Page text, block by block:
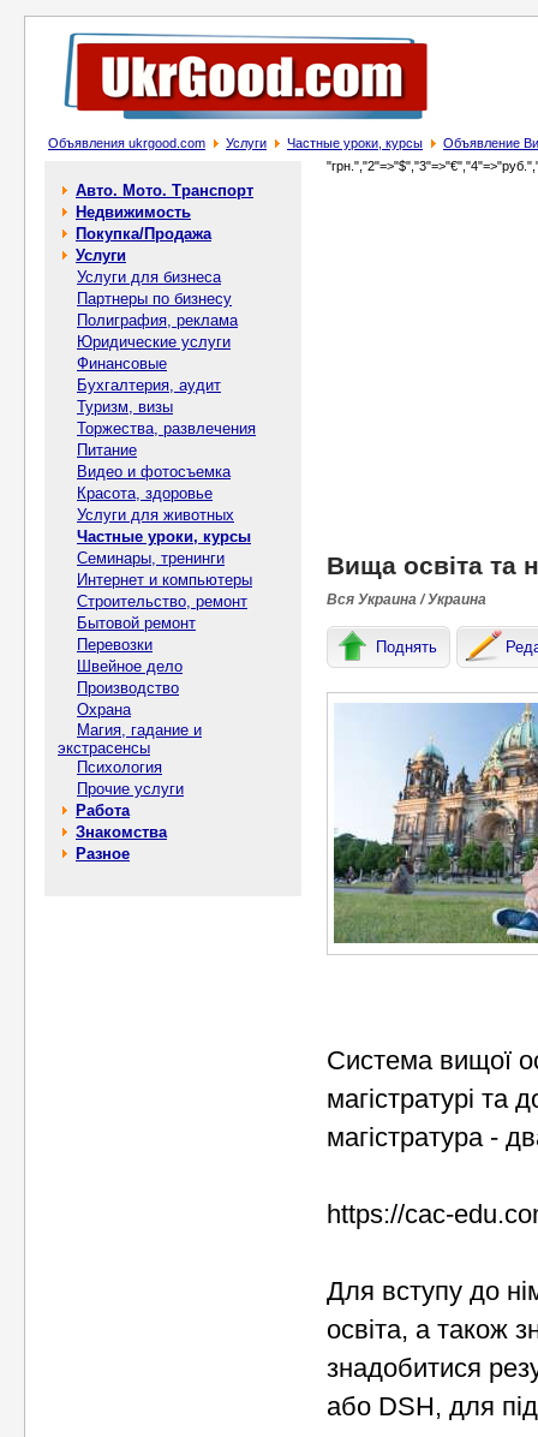
Объявления ukrgood.com Услуги Частные уроки, курсы Объявление
Авто. Мото. Транспорт
Недвижимость
Покупка/Продажа
Услуги
Услуги для бизнеса
Партнеры по бизнесу
Полиграфия, реклама
Юридические услуги
Финансовые
Бухгалтерия, аудит
Туризм, визы
Торжества, развлечения
Питание
Видео и фотосъемка
Красота, здоровье
Услуги для животных
Частные уроки, курсы
Семинары, тренинги
Интернет и компьютеры
Строительство, ремонт
Бытовой ремонт
Перевозки
Швейное дело
Производство
Охрана
Магия, гадание и
экстрасенсы
Психология
Прочие услуги
Работа
Знакомства
Разное
Вища освіта та
Вся Украина / Украина
Поднять
Система вищої
магістратурі та
магістратура -
https://cac-
Для вступу до
освіта, а також
знадобитися
або DSH, для